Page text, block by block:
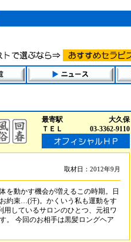
最寄駅
ＴＥＬ
大久保
03-3362-9110
取材日：2012年9月
を動かす機会が増えるこの時期。日
約束…(汗)。かくいう私も運動をす
用しているサロンのひとつ、元祖ワ
。 今回のお相手は黒髪ロングヘア